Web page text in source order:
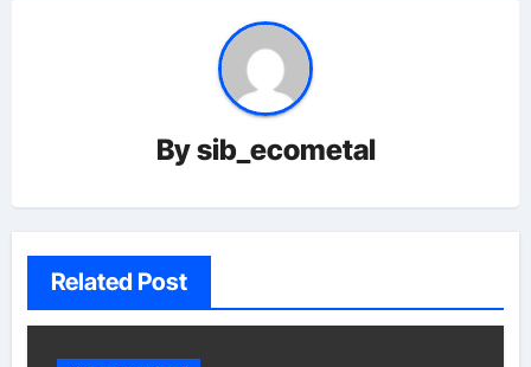
Bysib_ecometal
Related Post